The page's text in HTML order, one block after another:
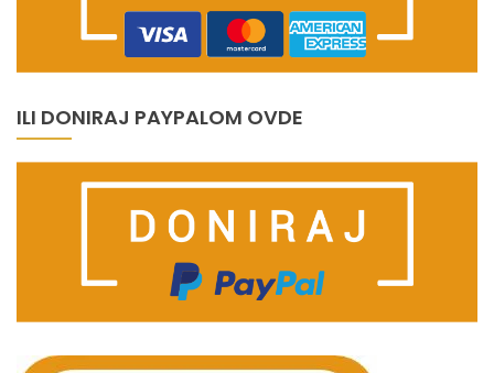
ILI DONIRAJ PAYPALOM OVDE